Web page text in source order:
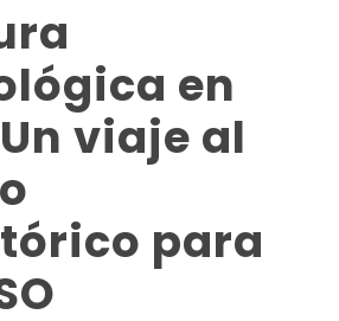
en
viaje al
para